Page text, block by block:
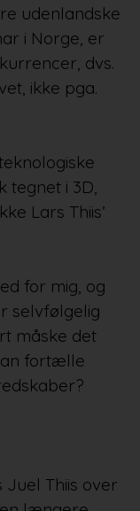
udenlandske
i Norge, er
dvs.
ikke pga.
i 3D,
Lars Thiis’
for mig, og
selvfølgelig
måske det
fortælle
Juel Thiis over